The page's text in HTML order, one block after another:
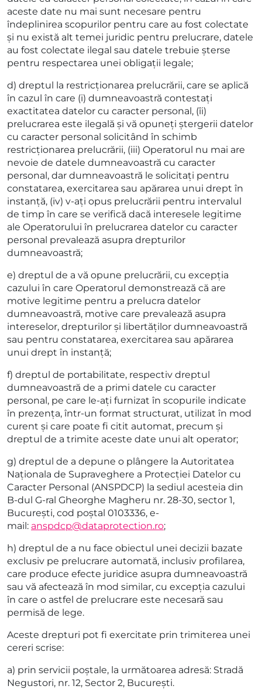
aceste date nu mai sunt necesare pentru
îndeplinirea scopurilor pentru care au fost colectate
și nu există alt temei juridic pentru prelucrare, datele
au fost colectate ilegal sau datele trebuie șterse
pentru respectarea unei obligații legale;
d) dreptul la restricționarea prelucrării, care se aplică
în cazul în care (i) dumneavoastră contestați
exactitatea datelor cu caracter personal, (îi)
prelucrarea este ilegală și vă opuneți ștergerii datelor
cu caracter personal solicitând în schimb
restricționarea prelucrării, (iii) Operatorul nu mai are
nevoie de datele dumneavoastră cu caracter
personal, dar dumneavoastră le solicitați pentru
constatarea, exercitarea sau apărarea unui drept în
instanță, (iv) v-ați opus prelucrării pentru intervalul
de timp în care se verifică dacă interesele legitime
ale Operatorului în prelucrarea datelor cu caracter
personal prevalează asupra drepturilor
dumneavoastră;
e) dreptul de a vă opune prelucrării, cu excepția
cazului în care Operatorul demonstrează că are
motive legitime pentru a prelucra datelor
dumneavoastră, motive care prevalează asupra
intereselor, drepturilor și libertăților dumneavoastră
sau pentru constatarea, exercitarea sau apărarea
unui drept în instanță;
f) dreptul de portabilitate, respectiv dreptul
dumneavoastră de a primi datele cu caracter
personal, pe care le-ați furnizat în scopurile indicate
în prezența, într-un format structurat, utilizat în mod
curent și care poate fi citit automat, precum și
dreptul de a trimite aceste date unui alt operator;
g) dreptul de a depune o plângere la Autoritatea
Naționala de Supraveghere a Protecției Datelor cu
Caracter Personal (ANSPDCP) la sediul acesteia din
B-dul G-ral Gheorghe Magheru nr. 28-30, sector 1,
București, cod poștal 0103336, e-
mail: anspdcp@dataprotection.ro;
h) dreptul de a nu face obiectul unei decizii bazate
exclusiv pe prelucrare automată, inclusiv profilarea,
care produce efecte juridice asupra dumneavoastră
sau vă afectează în mod similar, cu excepția cazului
în care o astfel de prelucrare este necesară sau
permisă de lege.
Aceste drepturi pot fi exercitate prin trimiterea unei
cereri scrise:
a) prin servicii poștale, la următoarea adresă: Stradă
Negustori, nr. 12, Sector 2, București.